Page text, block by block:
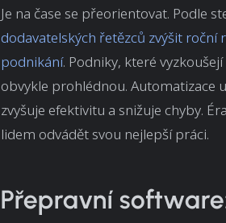
Je na čase se přeorientovat. Podle
dodavatelských řetězců zvýšit roční
podnikání. Podniky, které
obvykle prohlédnou. Automatizace
zvyšuje efektivitu a snižuje chyby.
lidem odvádět svou nejlepší práci.
Přepravní